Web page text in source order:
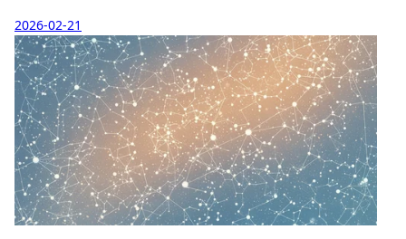
2026-02-21